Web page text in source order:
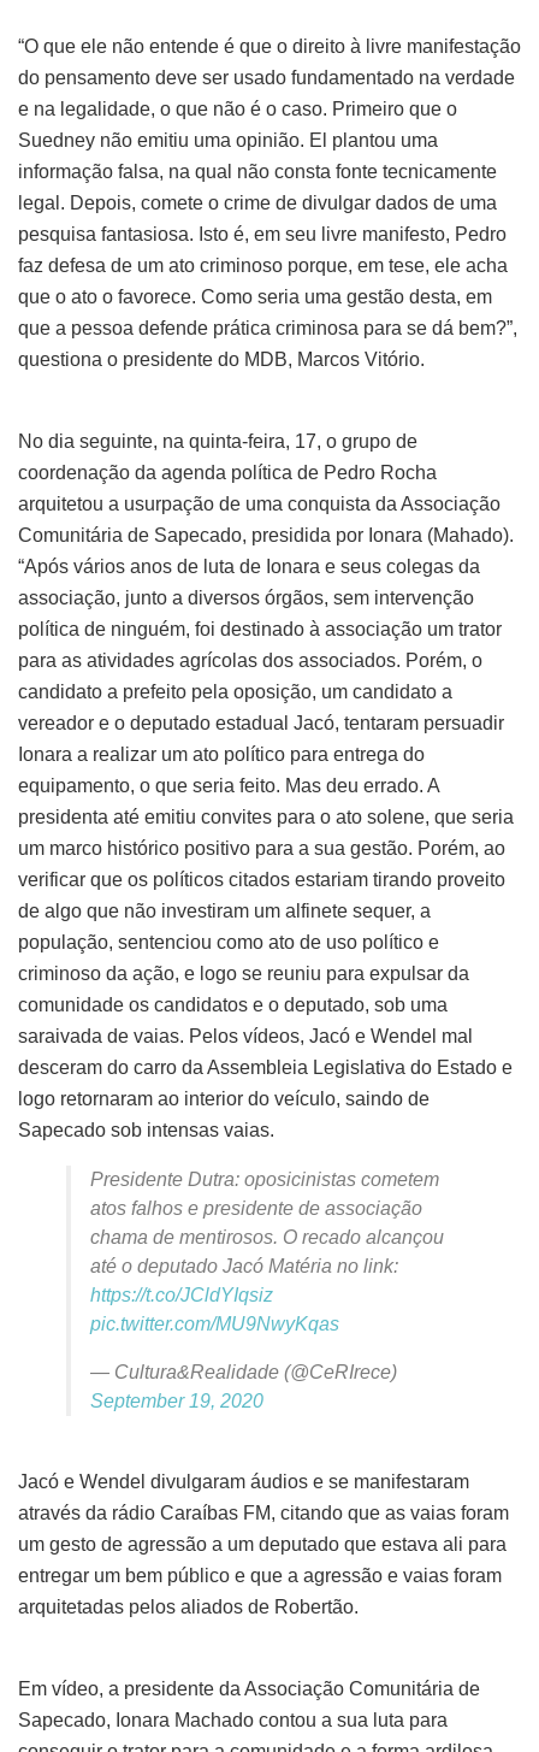
“O que ele não entende é que o direito à livre manifestação
do pensamento deve ser usado fundamentado na verdade
e na legalidade, o que não é o caso. Primeiro que o
Suedney não emitiu uma opinião. El plantou uma
informação falsa, na qual não consta fonte tecnicamente
legal. Depois, comete o crime de divulgar dados de uma
pesquisa fantasiosa. Isto é, em seu livre manifesto, Pedro
faz defesa de um ato criminoso porque, em tese, ele acha
que o ato o favorece. Como seria uma gestão desta, em
que a pessoa defende prática criminosa para se dá bem?”,
questiona o presidente do MDB, Marcos Vitório.
No dia seguinte, na quinta-feira, 17, o grupo de
coordenação da agenda política de Pedro Rocha
arquitetou a usurpação de uma conquista da Associação
Comunitária de Sapecado, presidida por Ionara (Mahado).
“Após vários anos de luta de Ionara e seus colegas da
associação, junto a diversos órgãos, sem intervenção
política de ninguém, foi destinado à associação um trator
para as atividades agrícolas dos associados. Porém, o
candidato a prefeito pela oposição, um candidato a
vereador e o deputado estadual Jacó, tentaram persuadir
Ionara a realizar um ato político para entrega do
equipamento, o que seria feito. Mas deu errado. A
presidenta até emitiu convites para o ato solene, que seria
um marco histórico positivo para a sua gestão. Porém, ao
verificar que os políticos citados estariam tirando proveito
de algo que não investiram um alfinete sequer, a
população, sentenciou como ato de uso político e
criminoso da ação, e logo se reuniu para expulsar da
comunidade os candidatos e o deputado, sob uma
saraivada de vaias. Pelos vídeos, Jacó e Wendel mal
desceram do carro da Assembleia Legislativa do Estado e
logo retornaram ao interior do veículo, saindo de
Sapecado sob intensas vaias.
Presidente Dutra: oposicinistas cometem
atos falhos e presidente de associação
chama de mentirosos. O recado alcançou
até o deputado Jacó Matéria no link:
https://t.co/JCldYIqsiz
pic.twitter.com/MU9NwyKqas
— Cultura&Realidade (@CeRIrece)
September 19, 2020
Jacó e Wendel divulgaram áudios e se manifestaram
através da rádio Caraíbas FM, citando que as vaias foram
um gesto de agressão a um deputado que estava ali para
entregar um bem público e que a agressão e vaias foram
arquitetadas pelos aliados de Robertão.
Em vídeo, a presidente da Associação Comunitária de
Sapecado, Ionara Machado contou a sua luta para